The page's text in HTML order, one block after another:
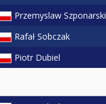
Przemyslaw Szponarski
Rafał Sobczak
Piotr Dubiel